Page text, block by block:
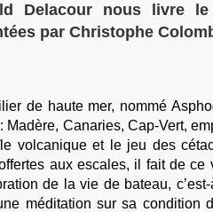
Delacour nous livre
par Christophe
de haute mer, nommé
Madère, Canaries, Cap-Vert,
volcanique et le jeu des
aux escales, il fait de
de la vie de bateau,
méditation sur sa condition